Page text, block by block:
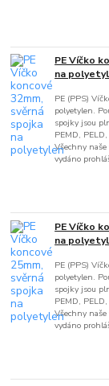
PE Víčko
na
PE (PPS)
polyetylen.
spojky jsou
PEMD,
Všechny
vydáno
PE Víčko
na
PE (PPS)
polyetylen.
spojky jsou
PEMD,
Všechny
vydáno